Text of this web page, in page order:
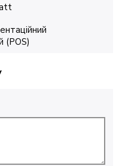
(POS)